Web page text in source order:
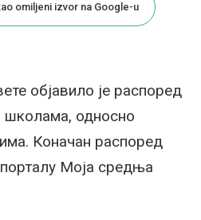
omiljeni izvor na Google-u
објавило је распоред
односно
Коначан распоред
Моја средња